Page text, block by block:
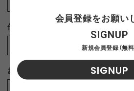
件名
お問合せ内容
会員登録をお願い
SIGNUP
新規会員登録（無料
SIGNUP